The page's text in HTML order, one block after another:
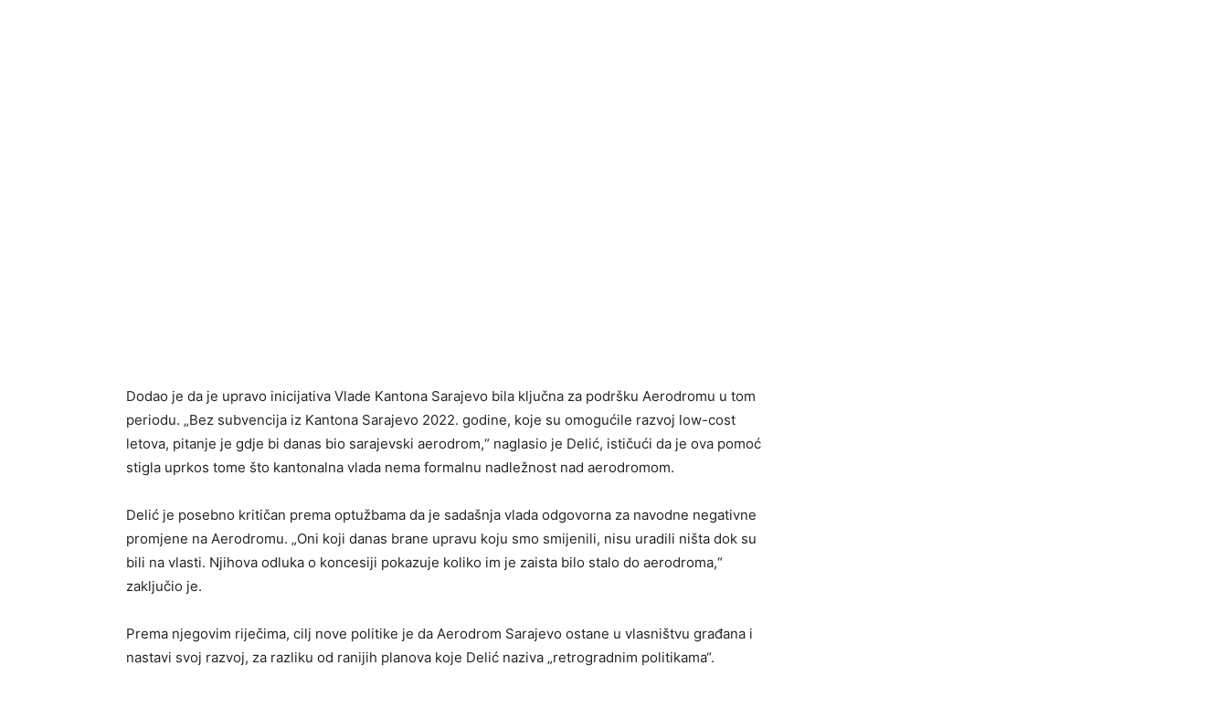
Dodao je da je upravo inicijativa Vlade Kantona Sarajevo bila ključna za podršku Aerodromu u tom
periodu. „Bez subvencija iz Kantona Sarajevo 2022. godine, koje su omogućile razvoj low-cost
letova, pitanje je gdje bi danas bio sarajevski aerodrom,“ naglasio je Delić, ističući da je ova pomoć
stigla uprkos tome što kantonalna vlada nema formalnu nadležnost nad aerodromom.
Delić je posebno kritičan prema optužbama da je sadašnja vlada odgovorna za navodne negativne
promjene na Aerodromu. „Oni koji danas brane upravu koju smo smijenili, nisu uradili ništa dok su
bili na vlasti. Njihova odluka o koncesiji pokazuje koliko im je zaista bilo stalo do aerodroma,“
zaključio je.
Prema njegovim riječima, cilj nove politike je da Aerodrom Sarajevo ostane u vlasništvu građana i
nastavi svoj razvoj, za razliku od ranijih planova koje Delić naziva „retrogradnim politikama“.